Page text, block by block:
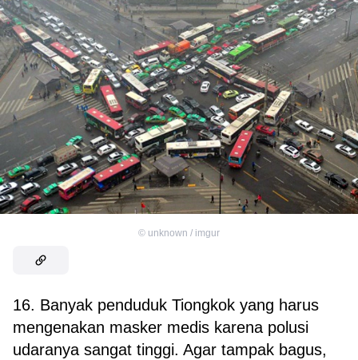
© unknown / imgur
16. Banyak penduduk Tiongkok yang harus
mengenakan masker medis karena polusi
udaranya sangat tinggi. Agar tampak bagus,